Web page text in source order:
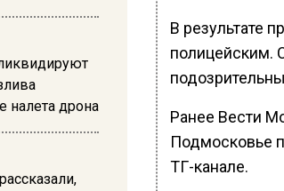
налета дрона
В результате
полицейским.
Ранее Вести
Подмосковье
TГ-канале.